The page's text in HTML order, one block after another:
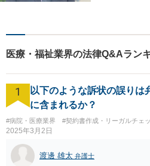
ごとに対応！
にお越しくだ
室対応】
医療・福祉業界の法律Q&Aラン
1
以下のような訴状の誤りは
に含まれるか？
#病院・医療業界 #契約書作成・リーガルチェ
2025年3月2日
渡邊 雄太 弁護士